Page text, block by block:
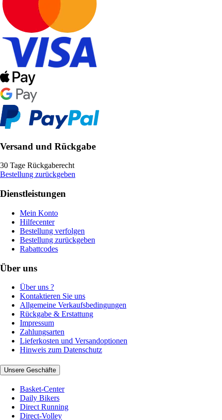
Versand und Rückgabe
30 Tage Rückgaberecht
Bestellung zurückgeben
Dienstleistungen
Mein Konto
Hilfecenter
Bestellung verfolgen
Bestellung zurückgeben
Rabattcodes
Über uns
Über uns ?
Kontaktieren Sie uns
Allgemeine Verkaufsbedingungen
Rückgabe & Erstattung
Impressum
Zahlungsarten
Lieferkosten und Versandoptionen
Hinweis zum Datenschutz
Unsere Geschäfte
Basket-Center
Daily Bikers
Direct Running
Direct-Volley